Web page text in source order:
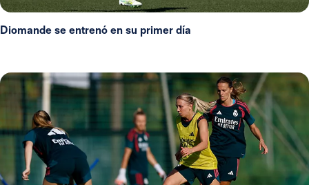
Diomande se entrenó en su primer día